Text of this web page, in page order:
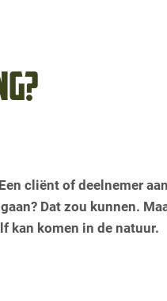
cliënt of deelnemer
Dat zou kunnen.
kan komen in de natuur.